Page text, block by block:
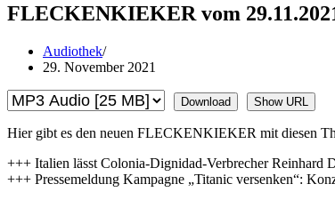
FLECKENKIEKER vom
Audiothek
29. November 2021
Download Show URL
Hier gibt es den neuen FLECKENKIEKER mit diesen
+++ Italien lässt Colonia-Dignidad-Verbrecher Reinhard
+++ Pressemeldung Kampagne „Titanic versenken“: